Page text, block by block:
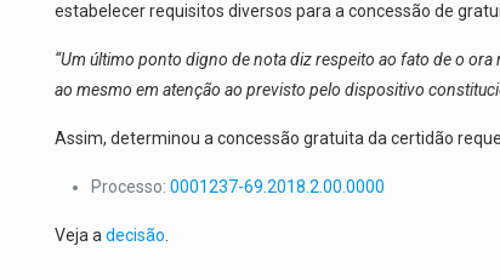
estabelecer requisitos diversos para a concessão de
“Um último ponto digno de nota diz respeito ao fato de o
ao mesmo em atenção ao previsto pelo dispositivo
Assim, determinou a concessão gratuita da certidão
Processo: 0001237-69.2018.2.00.0000
Veja a decisão